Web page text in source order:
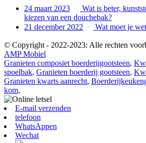
24 maart 2023
Wat is beter,
kiezen van een douchebak?
21 december 2022
Wat moet je
© Copyright - 2022-2023: Alle rechten
AMP Mobiel
Granieten composiet boerderijgootsteen,
spoelbak, Granieten boerderij gootsteen,
Granieten kwarts aanrecht,
kom,
E-mail verzenden
telefoon
WhatsAppen
Wechat